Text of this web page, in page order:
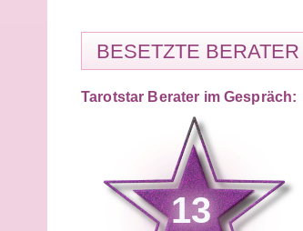
BESETZTE BERATER
Tarotstar Berater im Gespräch:
13